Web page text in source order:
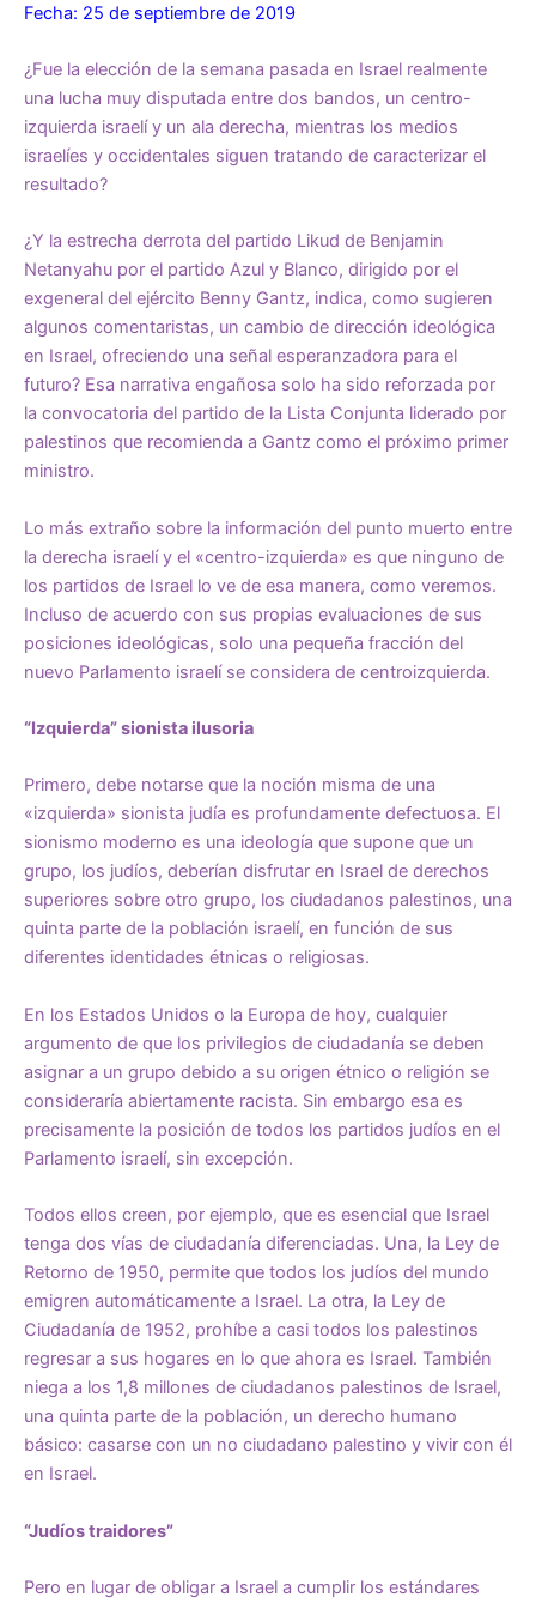
Fecha: 25 de septiembre de 2019
¿Fue la elección de la semana pasada en Israel realmente
una lucha muy disputada entre dos bandos, un centro-
izquierda israelí y un ala derecha, mientras los medios
israelíes y occidentales siguen tratando de caracterizar el
resultado?
¿Y la estrecha derrota del partido Likud de Benjamin
Netanyahu por el partido Azul y Blanco, dirigido por el
exgeneral del ejército Benny Gantz, indica, como sugieren
algunos comentaristas, un cambio de dirección ideológica
en Israel, ofreciendo una señal esperanzadora para el
futuro? Esa narrativa engañosa solo ha sido reforzada por
la convocatoria del partido de la Lista Conjunta liderado por
palestinos que recomienda a Gantz como el próximo primer
ministro.
Lo más extraño sobre la información del punto muerto entre
la derecha israelí y el «centro-izquierda» es que ninguno de
los partidos de Israel lo ve de esa manera, como veremos.
Incluso de acuerdo con sus propias evaluaciones de sus
posiciones ideológicas, solo una pequeña fracción del
nuevo Parlamento israelí se considera de centroizquierda.
“Izquierda” sionista ilusoria
Primero, debe notarse que la noción misma de una
«izquierda» sionista judía es profundamente defectuosa. El
sionismo moderno es una ideología que supone que un
grupo, los judíos, deberían disfrutar en Israel de derechos
superiores sobre otro grupo, los ciudadanos palestinos, una
quinta parte de la población israelí, en función de sus
diferentes identidades étnicas o religiosas.
En los Estados Unidos o la Europa de hoy, cualquier
argumento de que los privilegios de ciudadanía se deben
asignar a un grupo debido a su origen étnico o religión se
consideraría abiertamente racista. Sin embargo esa es
precisamente la posición de todos los partidos judíos en el
Parlamento israelí, sin excepción.
Todos ellos creen, por ejemplo, que es esencial que Israel
tenga dos vías de ciudadanía diferenciadas. Una, la Ley de
Retorno de 1950, permite que todos los judíos del mundo
emigren automáticamente a Israel. La otra, la Ley de
Ciudadanía de 1952, prohíbe a casi todos los palestinos
regresar a sus hogares en lo que ahora es Israel. También
niega a los 1,8 millones de ciudadanos palestinos de Israel,
una quinta parte de la población, un derecho humano
básico: casarse con un no ciudadano palestino y vivir con él
en Israel.
“Judíos traidores”
Pero en lugar de obligar a Israel a cumplir los estándares